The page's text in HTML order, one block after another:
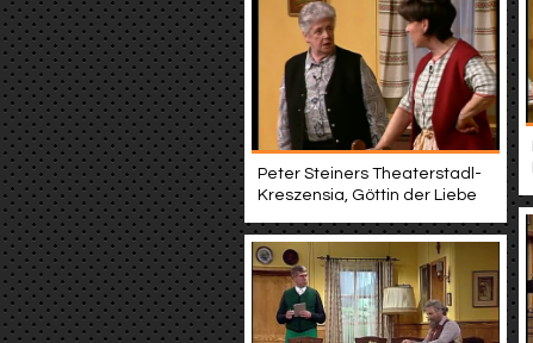
Peter Steiners Theaterstadl-
Kreszensia, Göttin der Liebe